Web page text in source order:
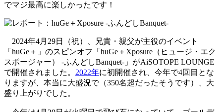
でマジ最高に楽しかったです！
2024年4月29日（祝）、兄貴・親父が主役のイベント
「huGe＋」のスピンオフ「huGe＋Xposure（ヒュージ・エク
スポージャー） -ふんどしBanquet-」がAiSOTOPE LOUNGE
で開催されました。 2022年に初開催され、今年で4回目とな
りますが、本当に大盛況で（350名超だったそうです）、大
盛り上がりでした。